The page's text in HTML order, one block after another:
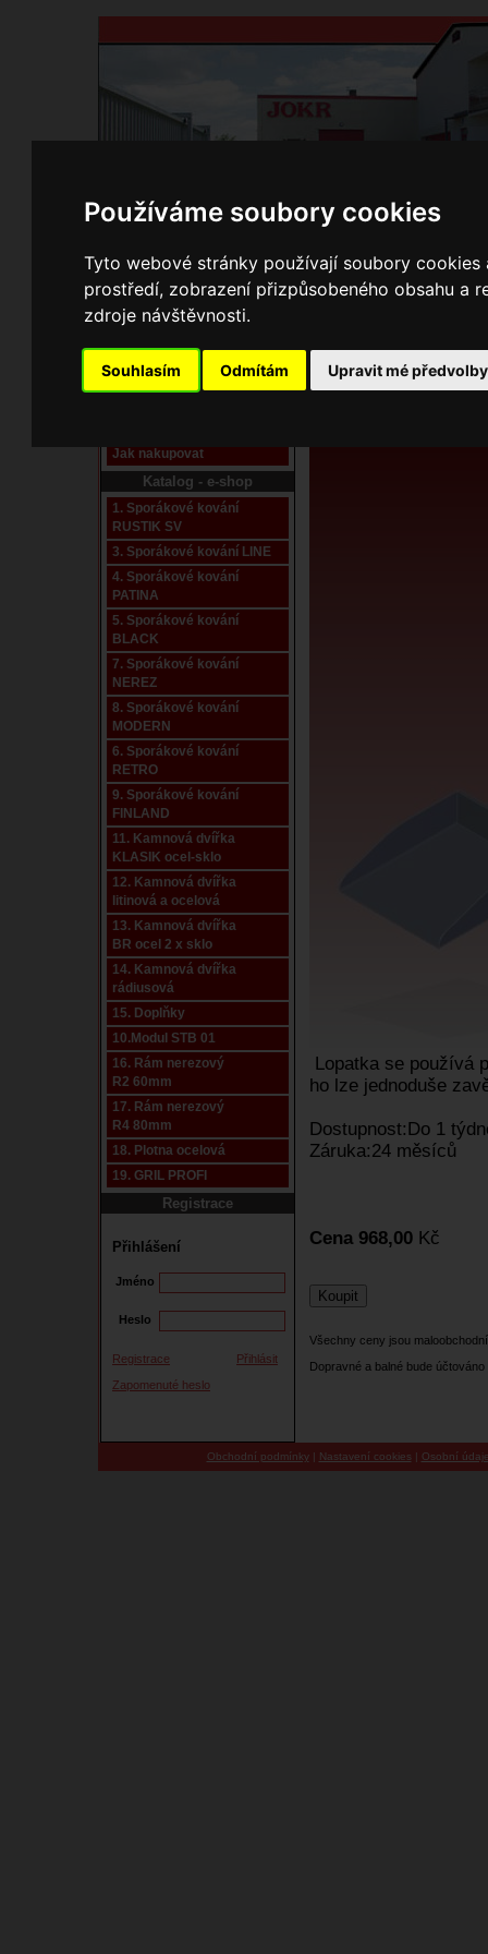
Používáme soubory cookies
Tyto webové stránky používají soubory
prostředí, zobrazení přizpůsobeného obsahu a
zdroje návštěvnosti.
Souhlasím Odmítám Upravit mé předvolby
Domů Kontakty Přihlášení Ke
Pracoviště laser
Nové pracoviště firmy
Jak nakupovat
Katalog - e-shop
1. Sporákové kování
RUSTIK SV
3. Sporákové kování LINE
4. Sporákové kování
PATINA
5. Sporákové kování
BLACK
7. Sporákové kování
NEREZ
8. Sporákové kování
MODERN
6. Sporákové kování
RETRO
9. Sporákové kování
FINLAND
11. Kamnová dvířka
KLASIK ocel-sklo
12. Kamnová dvířka
litinová a ocelová
13. Kamnová dvířka
BR ocel 2 x sklo
14. Kamnová dvířka
rádiusová
15. Doplňky
10.Modul STB 01
16. Rám nerezový
R2 60mm
17. Rám nerezový
R4 80mm
18. Plotna ocelová
19. GRIL PROFI
Registrace
Přihlášení
Jméno
Heslo
Registrace
Přihlásit
Zapomenuté heslo
E-shop JOKR
06170784
Lopatka se používá
ho lze jednoduše
Dostupnost:Do 1
Záruka:24 měsíců
Cena 968,00 Kč
Všechny ceny jsou
Dopravné a balné bude
Obchodní podmínky| Nastavení cookies | Osobní